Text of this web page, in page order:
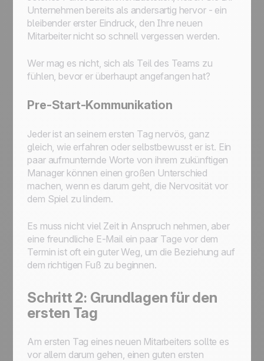
Unternehmen bereits als andersartig hervor - ein
bleibender erster Eindruck, den Ihre neuen
Mitarbeiter nicht so schnell vergessen werden.
Wer mag es nicht, sich als Teil des Teams zu
fühlen, bevor er überhaupt angefangen hat?
Pre-Start-Kommunikation
Jeder ist an seinem ersten Tag nervös, ganz
gleich, wie erfahren oder selbstbewusst er ist. Ein
paar aufmunternde Worte von ihrem zukünftigen
Manager können einen großen Unterschied
machen, wenn es darum geht, die Nervosität vor
dem Spiel zu lindern.
Es muss nicht viel Zeit in Anspruch nehmen, aber
eine freundliche E-Mail ein paar Tage vor dem
Termin ist oft ein guter Weg, um die Beziehung auf
dem richtigen Fuß zu beginnen.
Schritt 2: Grundlagen für den
ersten Tag
Am ersten Tag eines neuen Mitarbeiters sollte es
vor allem darum gehen, einen guten ersten